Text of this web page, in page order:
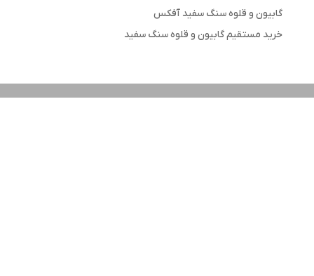
گابیون و قلوه سنگ سفید آفکس
خرید مستقیم گابیون و قلوه سنگ سفید